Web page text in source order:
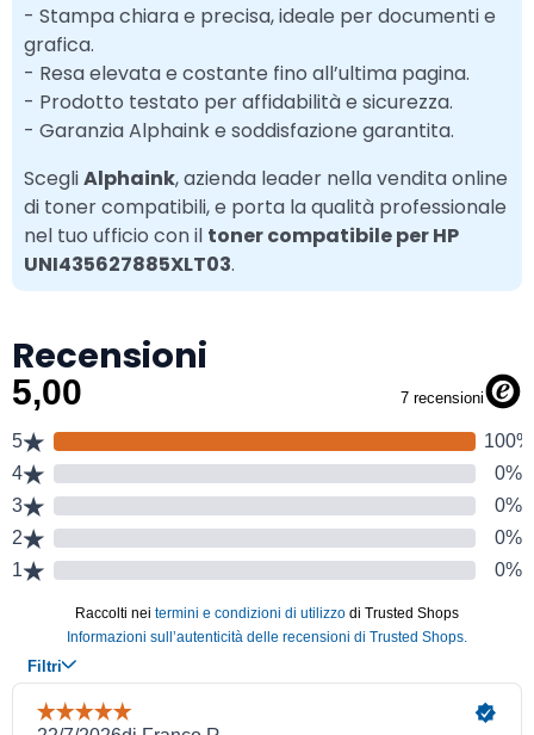
- Stampa chiara e precisa, ideale per documenti e
grafica.
- Resa elevata e costante fino all’ultima pagina.
- Prodotto testato per affidabilità e sicurezza.
- Garanzia Alphaink e soddisfazione garantita.
ScegliAlphaink, azienda leader nella vendita online
di toner compatibili, e porta la qualità professionale
nel tuo ufficio con il toner compatibile per HP
UNI435627885XLT03.
Recensioni